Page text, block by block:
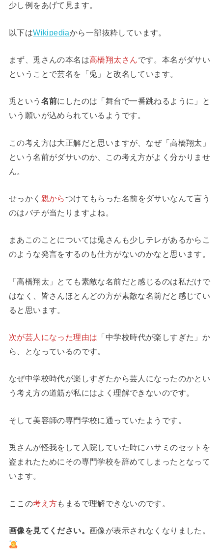
少し例をあげて見ます。
以下はWikipediaから一部抜粋しています。
まず、兎さんの本名は高橋翔太さんです。本名がダサい
ということで芸名を「兎」と改名しています。
兎という 名前にしたのは「舞台で一番跳ねるように」と
いう願いが込められているようです。
この考え方は大正解だと思いますが、なぜ「高橋翔太」
という名前がダサいのか、この考え方がよく分かりませ
ん。
せっかく 親からつけてもらった名前をダサいなんて言う
のはバチが当たりますよね。
まあこのことについては兎さんも少しテレがあるからこ
のような発言をするのも仕方がないのかなと思います。
「高橋翔太」とても素敵な名前だと感じるのは私だけで
はなく、皆さんほとんどの方が素敵な名前だと感じてい
ると思います。
次が芸人になった理由は 「中学校時代が楽しすぎた」か
ら、となっているのです。
なぜ中学校時代が楽しすぎたから芸人になったのかとい
う考え方の道筋が私にはよく理解できないのです。
そして美容師の専門学校に通っていたようです。
兎さんが怪我をして入院していた時にハサミのセットを
盗まれたためにその専門学校を辞めてしまったとなって
います。
ここの考え方もまるで理解できないのです。
画像を見てください。画像が表示されなくなりました。